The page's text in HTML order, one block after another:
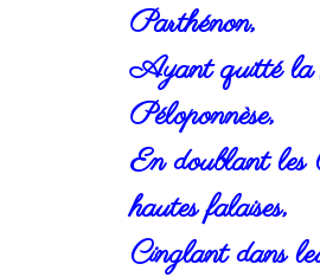
Parthénon,
Ayant quitté la
Péloponnèse,
En doublant les
hautes falaises,
Cinglant dans